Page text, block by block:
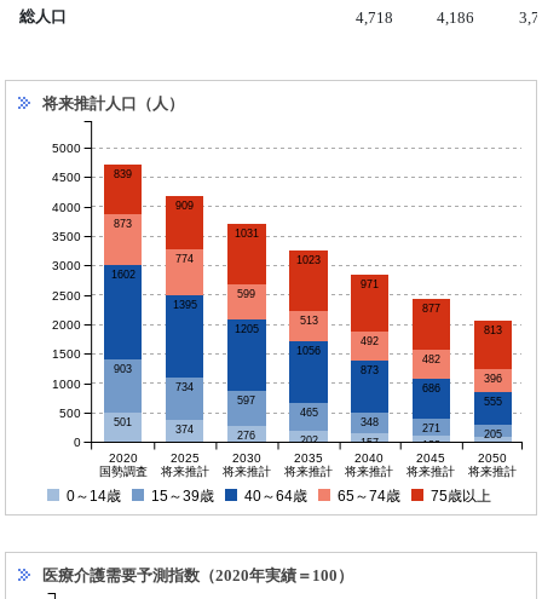
総人口 4,718 4,186
将来推計人口（人）
501
374 276 202 157 123 93
903
734
597
465
348
271 205
1602
1395
1205
1056
873
686
555
873
774
599
513
492
482
396
839
909
1031
1023
971
877
813
2020
国勢調査
2025
将来推計
2030
将来推計
2035
将来推計
2040
将来推計
2045
将来推計
2050
将来推計
0
500
1000
1500
2000
2500
3000
3500
4000
4500
5000
0～14歳 15～39歳 40～64歳 65～74歳 75歳以上
医療介護需要予測指数（2020年実績＝100）